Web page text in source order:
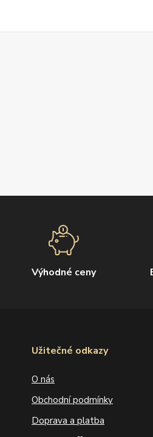
Výhodné ceny
Užitečné odkazy
O nás
Obchodní podmínky
Doprava a platba